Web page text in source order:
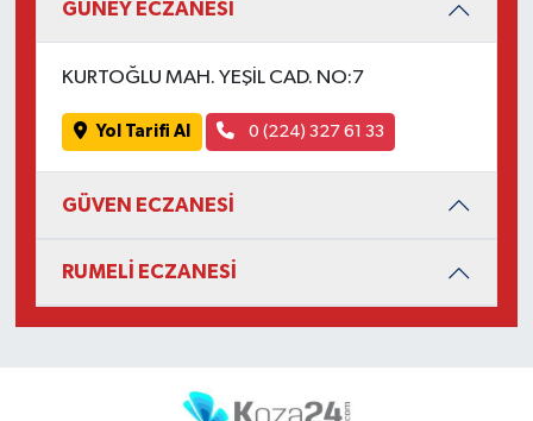
GÜNEY ECZANESİ
KURTOĞLU MAH. YEŞİL CAD. NO:7
Yol Tarifi Al 0 (224) 327 61 33
GÜVEN ECZANESİ
RUMELİ ECZANESİ